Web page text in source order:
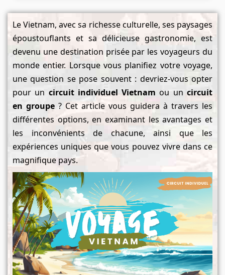
Le Vietnam, avec sa richesse culturelle, ses paysages
époustouflants et sa délicieuse gastronomie, est
devenu une destination prisée par les voyageurs du
monde entier. Lorsque vous planifiez votre voyage,
une question se pose souvent : devriez-vous opter
pour un circuit individuel Vietnam ou uncircuit
en groupe ? Cet article vous guidera à travers les
différentes options, en examinant les avantages et
les inconvénients de chacune, ainsi que les
expériences uniques que vous pouvez vivre dans ce
magnifique pays.